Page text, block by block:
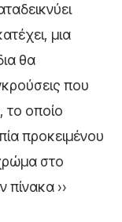
μια
θα
που
το οποίο
προκειμένου
στο
πίνακα ››